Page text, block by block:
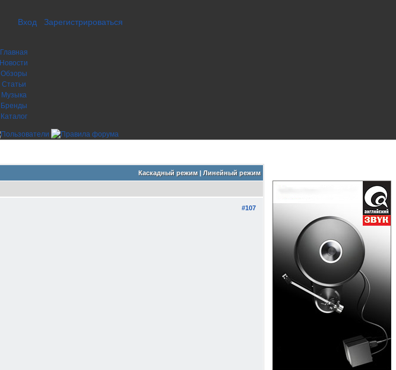
Вход Зарегистрироваться
Главная
Новости
Обзоры
Статьи
Музыка
Бренды
Каталог
Каскадный режим| Линейный режим
#107